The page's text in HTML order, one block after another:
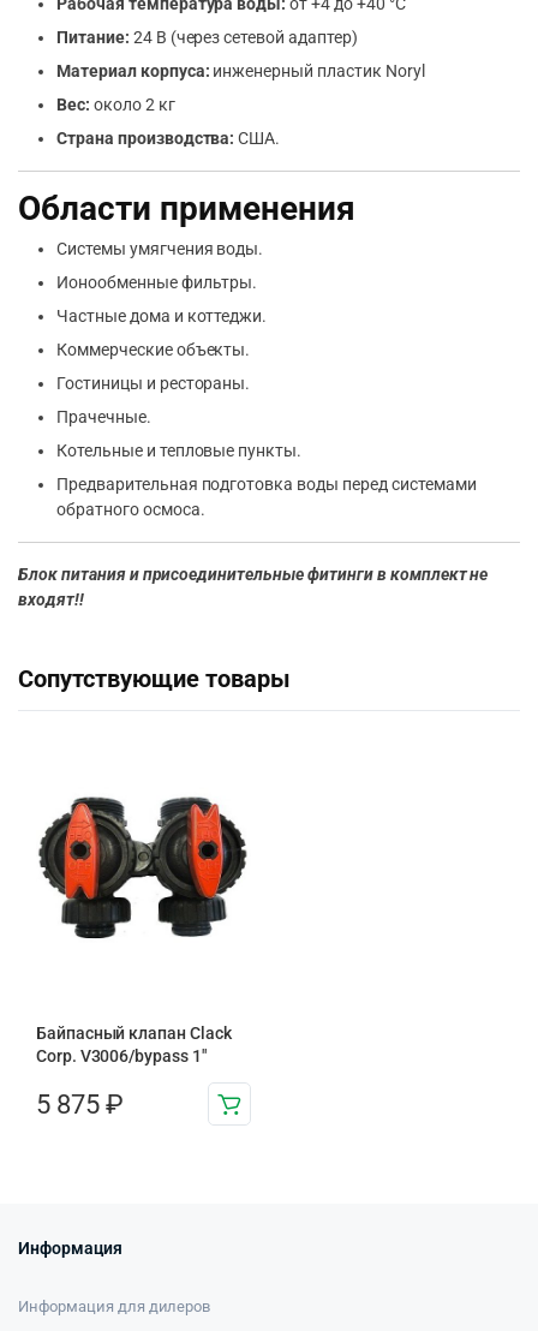
Питание: 24 В (через сетевой адаптер)
Материал корпуса: инженерный пластик Noryl
Вес: около 2 кг
Страна производства: США.
Области применения
Системы умягчения воды.
Ионообменные фильтры.
Частные дома и коттеджи.
Коммерческие объекты.
Гостиницы и рестораны.
Прачечные.
Котельные и тепловые пункты.
Предварительная подготовка воды перед системами
обратного осмоса.
Блок питания и присоединительные фитинги в комплект не
входят!!
Сопутствующие товары
Байпасный клапан Clack
Corp. V3006/bypass 1″
5 875 ₽
Информация
Информация для дилеров